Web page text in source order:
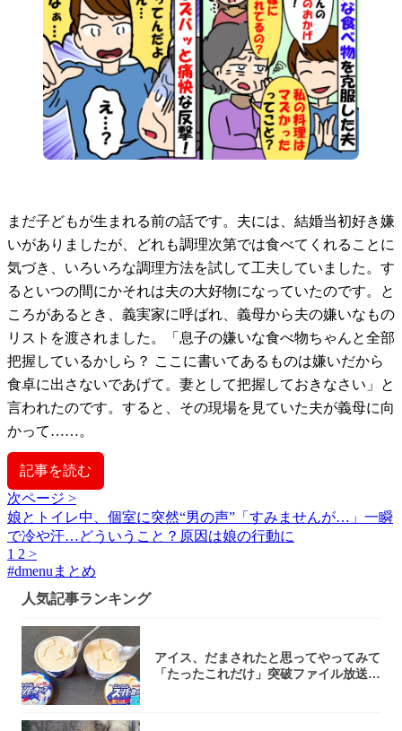
まだ子どもが生まれる前の話です。夫には、結婚当初好き嫌
いがありましたが、どれも調理次第では食べてくれることに
気づき、いろいろな調理方法を試して工夫していました。す
るといつの間にかそれは夫の大好物になっていたのです。と
ころがあるとき、義実家に呼ばれ、義母から夫の嫌いなもの
リストを渡されました。「息子の嫌いな食べ物ちゃんと全部
把握しているかしら？ ここに書いてあるものは嫌いだから
食卓に出さないであげて。妻として把握しておきなさい」と
言われたのです。すると、その現場を見ていた夫が義母に向
かって……。
記事を読む
次ページ >
娘とトイレ中、個室に突然“男の声”「すみませんが…」一瞬
で冷や汗…どういうこと？原因は娘の行動に
1 2 >
#dmenuまとめ
人気記事ランキング
アイス、だまされたと思ってやってみて
「たったこれだけ」突破ファイル放送で